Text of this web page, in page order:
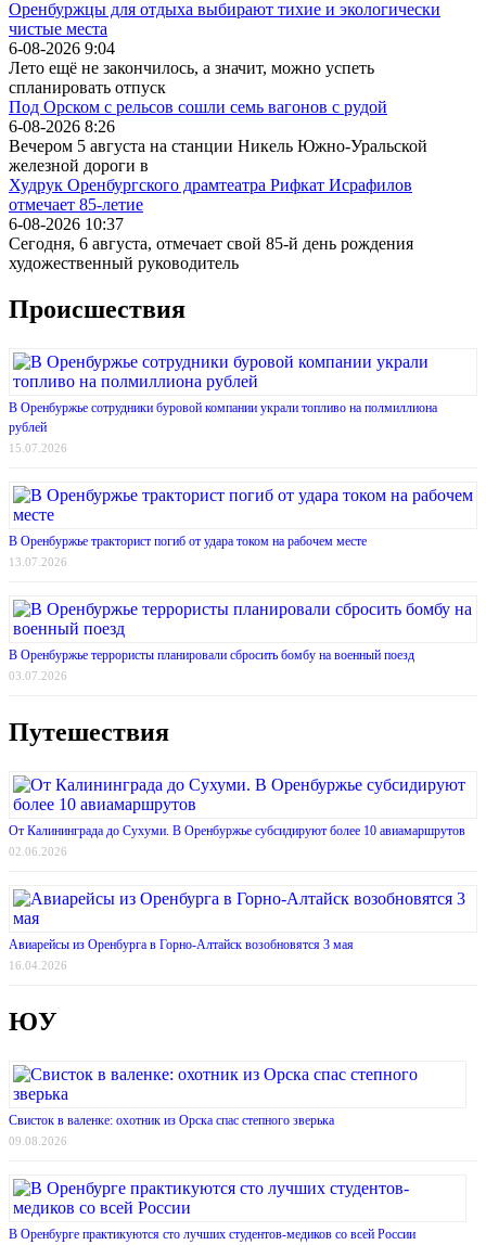
Оренбуржцы для отдыха выбирают тихие и экологически
чистые места
6-08-2026 9:04
Лето ещё не закончилось, а значит, можно успеть
спланировать отпуск
Под Орском с рельсов сошли семь вагонов с рудой
6-08-2026 8:26
Вечером 5 августа на станции Никель Южно-Уральской
железной дороги в
Худрук Оренбургского драмтеатра Рифкат Исрафилов
отмечает 85-летие
6-08-2026 10:37
Сегодня, 6 августа, отмечает свой 85-й день рождения
художественный руководитель
Происшествия
В Оренбуржье сотрудники буровой компании украли топливо на полмиллиона
рублей
15.07.2026
В Оренбуржье тракторист погиб от удара током на рабочем месте
13.07.2026
В Оренбуржье террористы планировали сбросить бомбу на военный поезд
03.07.2026
Путешествия
От Калининграда до Сухуми. В Оренбуржье субсидируют более 10 авиамаршрутов
02.06.2026
Авиарейсы из Оренбурга в Горно-Алтайск возобновятся 3 мая
16.04.2026
ЮУ
Свисток в валенке: охотник из Орска спас степного зверька
09.08.2026
В Оренбурге практикуются сто лучших студентов-медиков со всей России